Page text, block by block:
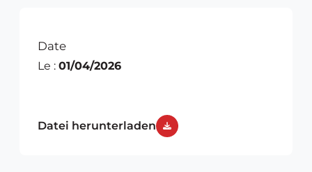
Date
Le : 01/04/2026
Datei herunterladen